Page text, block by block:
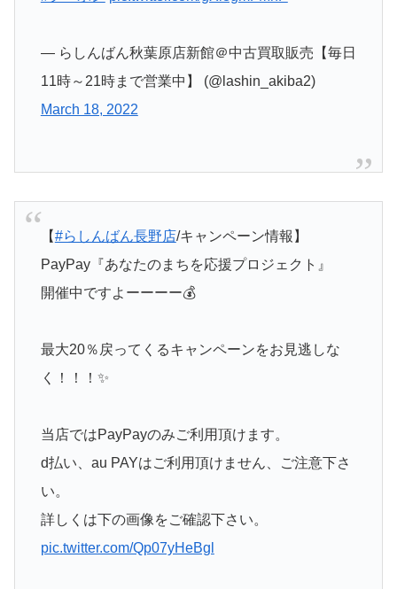
— らしんばん秋葉原店新館＠中古買取販売【毎日
11時～21時まで営業中】 (@lashin_akiba2)
March 18, 2022
【#らしんばん長野店/キャンペーン情報】
PayPay『あなたのまちを応援プロジェクト』
開催中ですよーーーー💰
最大20％戻ってくるキャンペーンをお見逃しな
く！！！✨
当店ではPayPayのみご利用頂けます。
d払い、au PAYはご利用頂けません、ご注意下さ
い。
詳しくは下の画像をご確認下さい。
pic.twitter.com/Qp07yHeBgl